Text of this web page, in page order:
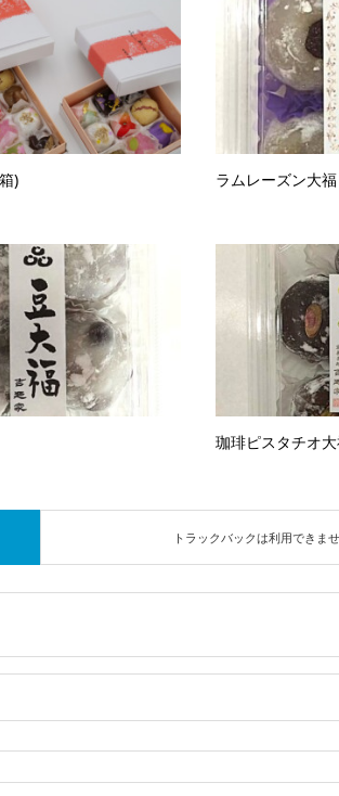
) ラムレーズン大福
珈琲ピスタチオ
トラックバックは利用できませ